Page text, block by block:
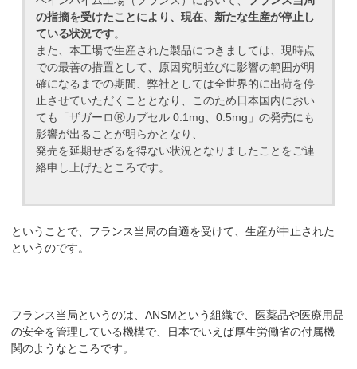
の指摘を受けたことにより、現在、新たな生産が停止し
ている状況です。
また、本工場で生産された製品につきましては、現時点
での最善の措置として、原因究明並びに影響の範囲が明
確になるまでの期間、弊社としては全世界的に出荷を停
止させていただくこととなり、このため日本国内におい
ても「ザガーロⓇカプセル 0.1mg、0.5mg」の発売にも
影響が出ることが明らかとなり、
発売を延期せざるを得ない状況となりましたことをご連
絡申し上げたところです。
ということで、フランス当局の自適を受けて、生産が中止された
というのです。
フランス当局というのは、ANSMという組織で、医薬品や医療用品
の安全を管理している機構で、日本でいえば厚生労働省の付属機
関のようなところです。